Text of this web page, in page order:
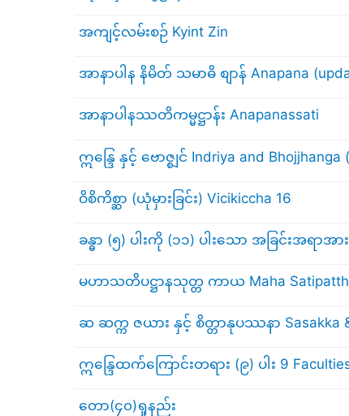
အကျင့်လမ်းစဉ် Kyint Zin
အာနာပါန နိမိတ် သမာဓိ စျာန် Anapana
အာနာပါနဿတိကမ္မဋ္ဌာန်း Anapanassati
ဣန္ဒြေ နှင့် ဗောဇ္စျင် Indriya and Bhojjhanga
ဝိစိကိစ္ဆာ (ယုံမှားခြင်း) Vicikiccha 16
ခန္ဓာ (၅) ပါးကို (၁၁) ပါးသော အခြင်းအရာအာ
မဟာသတိပဋ္ဌာနသုတ္တ ကာယ Maha
ဆ ဆက္က ဇယား နှင့် စိတ္တာနုပဿနာ Sasakka &
ဣန္ဒြေထက်ကြောင်းတရား (၉) ပါး 9
တော(၄၀)ရှုနည်း